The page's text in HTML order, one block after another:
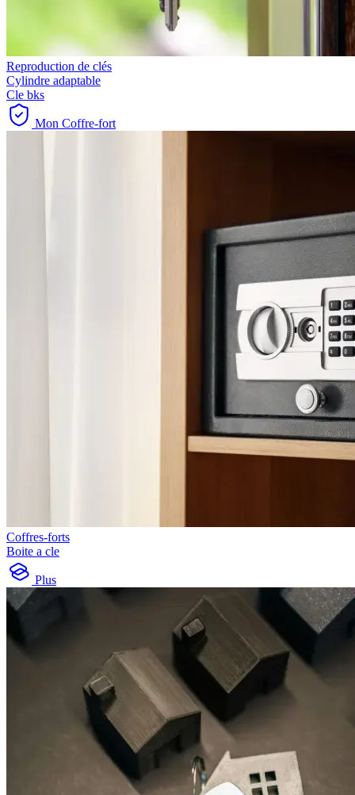
Reproduction de clés
Cylindre adaptable
Cle bks
Mon Coffre-fort
Coffres-forts
Boite a cle
Plus